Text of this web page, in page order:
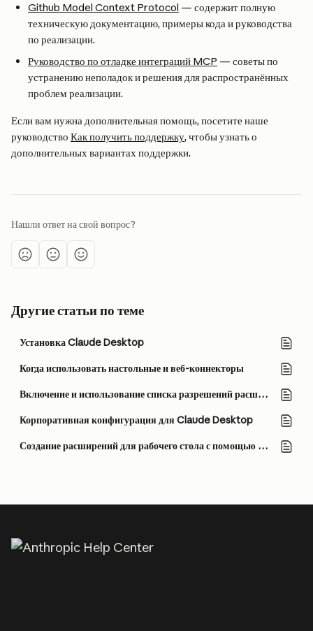
Github Model Context Protocol — содержит полную
техническую документацию, примеры кода и руководства
по реализации.
Руководство по отладке интеграций MCP — советы по
устранению неполадок и решения для распространённых
проблем реализации.
Если вам нужна дополнительная помощь, посетите наше
руководство Как получить поддержку, чтобы узнать о
дополнительных вариантах поддержки.
Нашли ответ на свой вопрос?
Другие статьи по теме
Установка Claude Desktop
Когда использовать настольные и веб-коннекторы
Включение и использование списка разрешений расширений рабочего стола
Корпоративная конфигурация для Claude Desktop
Создание расширений для рабочего стола с помощью MCPB